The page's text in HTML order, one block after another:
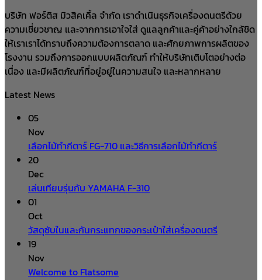
บริษัท ฟอร์ติส มิวสิคเคิ้ล จำกัด เราดำเนินธุรกิจเครื่องดนตรีด้วย
ความเชี่ยวชาญ และจากการเอาใจใส่ ดูแลลูกค้าและคู่ค้าอย่างใกล้ชิด
ให้เราเราได้ทราบถึงความต้องการตลาด และศักยภาพการผลิตของ
โรงงาน รวมถึงการออกแบบผลิตภัณฑ์ ทำให้บริษัทเติบโตอย่างต่อ
เนื่อง และมีผลิตภัณฑ์ที่อยู่อยู่ในความสนใจ และหลากหลาย
Latest News
05
Nov
เลือกไม้ทำกีตาร์ FG-710 และวิธีการเลือกไม้ทำกีตาร์
20
Dec
เล่นเทียบรุ่นกับ YAMAHA F-310
01
Oct
วัสดุซับในและกันกระแทกของกระเป๋าใส่เครื่องดนตรี
19
Nov
Welcome to Flatsome